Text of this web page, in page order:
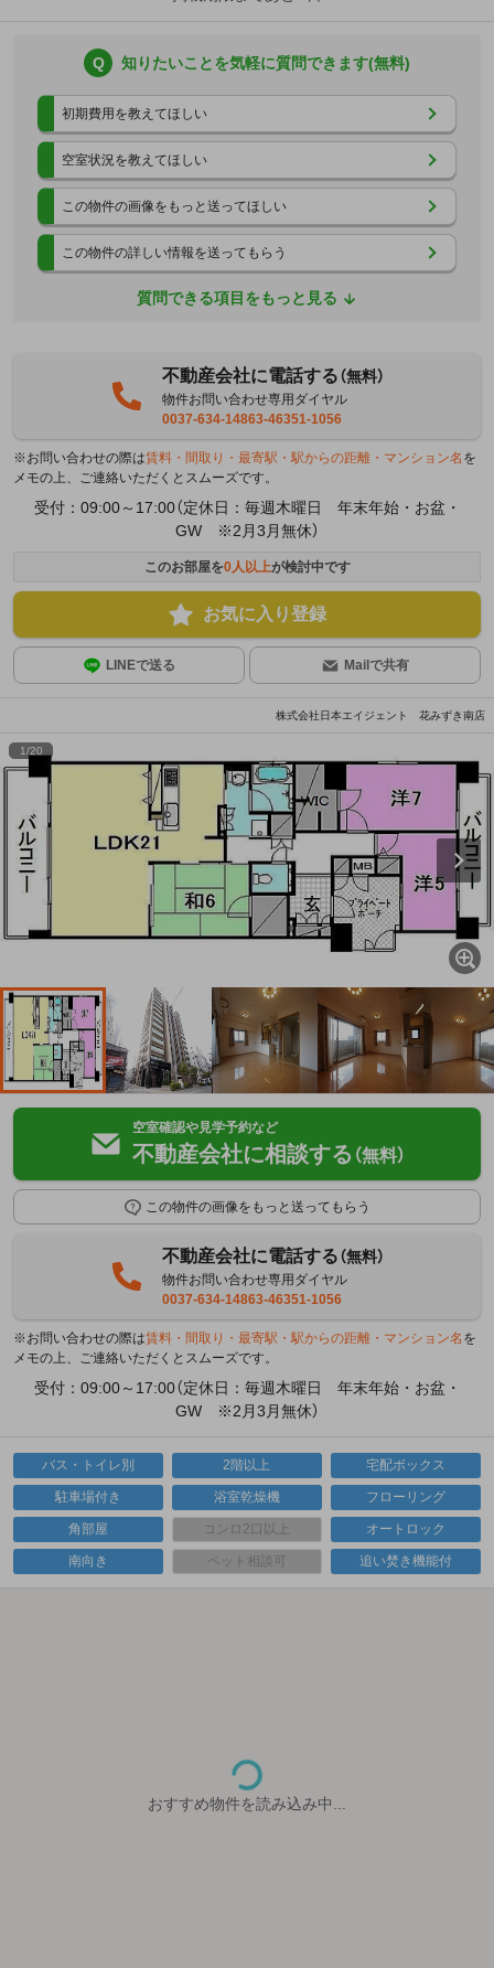
Q 知りたいことを気軽に質問できます(無料)
初期費用を教えてほしい
空室状況を教えてほしい
この物件の画像をもっと送ってほしい
この物件の詳しい情報を送ってもらう
質問できる項目をもっと見る
不動産会社に電話する（無料）
物件お問い合わせ専用ダイヤル
0037-634-14863-46351-1056
※お問い合わせの際は賃料・間取り・最寄駅・駅からの距離・マンション名 を
メモの上、ご連絡いただくとスムーズです。
受付：09:00～17:00（定休日：毎週木曜日 年末年始・お盆・
GW ※2月3月無休）
このお部屋を0人以上が検討中です
お気に入り登録
LINEで送る Mailで共有
株式会社日本エイジェント 花みずき南店
1/20
空室確認や見学予約など
不動産会社に相談する （無料）
この物件の画像をもっと送ってもらう
不動産会社に電話する（無料）
物件お問い合わせ専用ダイヤル
0037-634-14863-46351-1056
※お問い合わせの際は賃料・間取り・最寄駅・駅からの距離・マンション名 を
メモの上、ご連絡いただくとスムーズです。
受付：09:00～17:00（定休日：毎週木曜日 年末年始・お盆・
GW ※2月3月無休）
バス・トイレ別 2階以上 宅配ボックス
駐車場付き 浴室乾燥機 フローリング
角部屋 コンロ2口以上 オートロック
南向き ペット相談可 追い焚き機能付
おすすめ物件を読み込み中...